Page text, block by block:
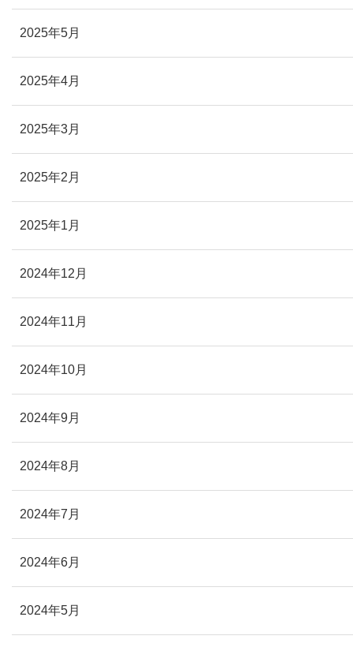
2025年5月
2025年4月
2025年3月
2025年2月
2025年1月
2024年12月
2024年11月
2024年10月
2024年9月
2024年8月
2024年7月
2024年6月
2024年5月